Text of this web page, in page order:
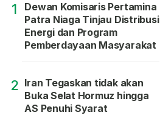
1
Dewan Komisaris Pertamina
Patra Niaga Tinjau Distribusi
Energi dan Program
Pemberdayaan Masyarakat
2 Iran Tegaskan tidak akan
Buka Selat Hormuz hingga
AS Penuhi Syarat